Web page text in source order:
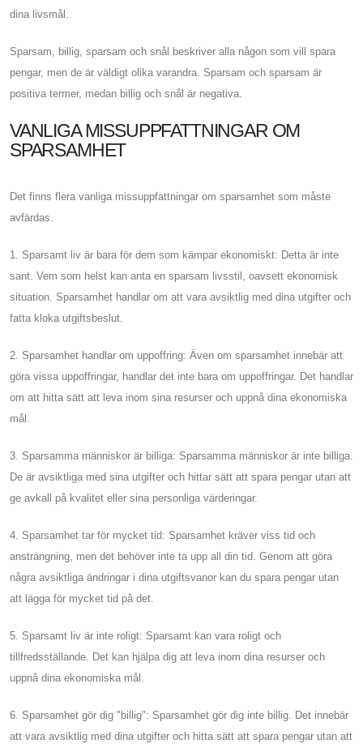
dina livsmål.
Sparsam, billig, sparsam och snål beskriver alla någon som vill spara
pengar, men de är väldigt olika varandra. Sparsam och sparsam är
positiva termer, medan billig och snål är negativa.
VANLIGA MISSUPPFATTNINGAR OM
SPARSAMHET
Det finns flera vanliga missuppfattningar om sparsamhet som måste
avfärdas.
1. Sparsamt liv är bara för dem som kämpar ekonomiskt: Detta är inte
sant. Vem som helst kan anta en sparsam livsstil, oavsett ekonomisk
situation. Sparsamhet handlar om att vara avsiktlig med dina utgifter och
fatta kloka utgiftsbeslut.
2. Sparsamhet handlar om uppoffring: Även om sparsamhet innebär att
göra vissa uppoffringar, handlar det inte bara om uppoffringar. Det handlar
om att hitta sätt att leva inom sina resurser och uppnå dina ekonomiska
mål.
3. Sparsamma människor är billiga: Sparsamma människor är inte billiga.
De är avsiktliga med sina utgifter och hittar sätt att spara pengar utan att
ge avkall på kvalitet eller sina personliga värderingar.
4. Sparsamhet tar för mycket tid: Sparsamhet kräver viss tid och
ansträngning, men det behöver inte ta upp all din tid. Genom att göra
några avsiktliga ändringar i dina utgiftsvanor kan du spara pengar utan
att lägga för mycket tid på det.
5. Sparsamt liv är inte roligt: ​​Sparsamt kan vara roligt och
tillfredsställande. Det kan hjälpa dig att leva inom dina resurser och
uppnå dina ekonomiska mål.
6. Sparsamhet gör dig "billig": Sparsamhet gör dig inte billig. Det innebär
att vara avsiktlig med dina utgifter och hitta sätt att spara pengar utan att